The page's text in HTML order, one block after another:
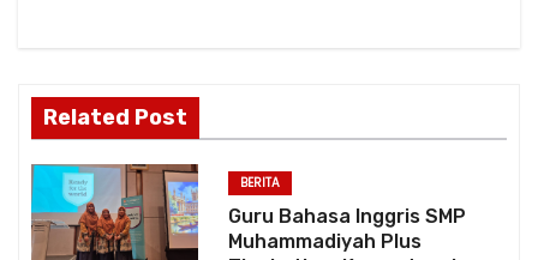
o
n
Related Post
BERITA
Guru Bahasa Inggris SMP
Muhammadiyah Plus